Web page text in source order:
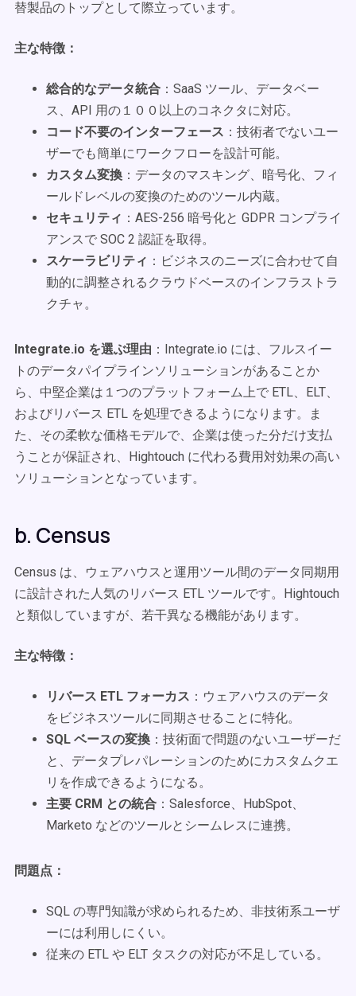
替製品のトップとして際立っています。
主な特徴：
総合的なデータ統合 ：SaaS ツール、データベー
ス、API 用の１００以上のコネクタに対応。
コード不要のインターフェース ：技術者でないユー
ザーでも簡単にワークフローを設計可能。
カスタム変換 ：データのマスキング、暗号化、フィ
ールドレベルの変換のためのツール内蔵。
セキュリティ ：AES-256 暗号化と GDPR コンプライ
アンスで SOC 2 認証を取得。
スケーラビリティ ：ビジネスのニーズに合わせて自
動的に調整されるクラウドベースのインフラストラ
クチャ。
Integrate.io を選ぶ理由 ：Integrate.io には、フルスイー
トのデータパイプラインソリューションがあることか
ら、中堅企業は１つのプラットフォーム上で ETL、ELT、
およびリバース ETL を処理できるようになります。ま
た、その柔軟な価格モデルで、企業は使った分だけ支払
うことが保証され、Hightouch に代わる費用対効果の高い
ソリューションとなっています。
b. Census
Census は、ウェアハウスと運用ツール間のデータ同期用
に設計された人気のリバース ETL ツールです。Hightouch
と類似していますが、若干異なる機能があります。
主な特徴：
リバース ETL フォーカス ：ウェアハウスのデータ
をビジネスツールに同期させることに特化。
SQL ベースの変換 ：技術面で問題のないユーザーだ
と、データプレパレーションのためにカスタムクエ
リを作成できるようになる。
主要 CRM との統合 ：Salesforce、HubSpot、
Marketo などのツールとシームレスに連携。
問題点：
SQL の専門知識が求められるため、非技術系ユーザ
ーには利用しにくい。
従来の ETL や ELT タスクの対応が不足している。